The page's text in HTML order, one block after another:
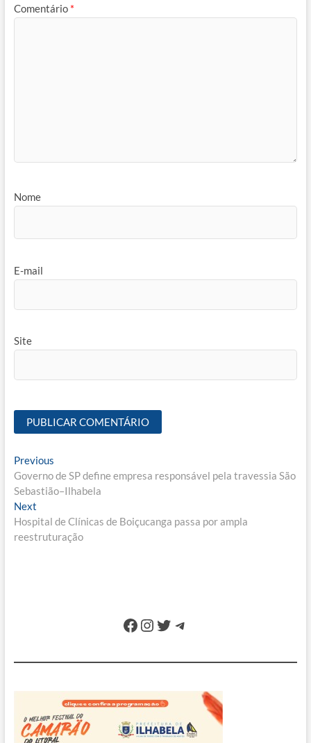
Comentário *
Nome
E-mail
Site
Navegação
de
Post
PreviousPrevious
post:
Governo de SP define empresa responsável pela travessia São
Sebastião–Ilhabela
NextNext
post:
Hospital de Clínicas de Boiçucanga passa por ampla
reestruturação
Facebook
Instagram
Twitter
Telegram